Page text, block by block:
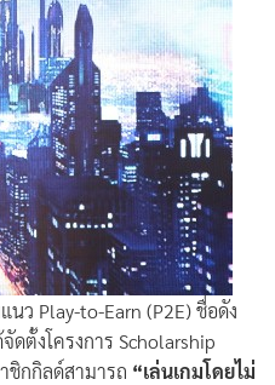
ว Play-to-Earn (P2E) ชื่อดัง
ดตั้งโครงการ Scholarship
ชิกกิลด์สามารถ “เล่นเกมโดยไม่